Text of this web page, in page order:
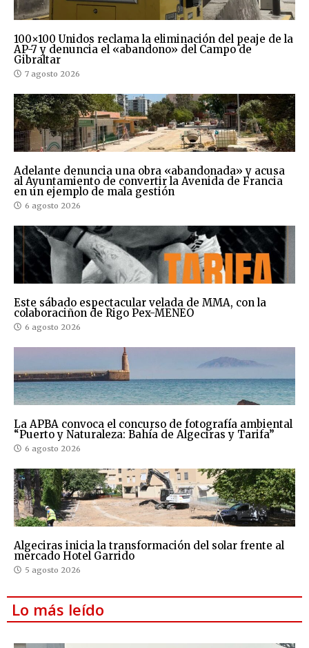
100×100 Unidos reclama la eliminación del peaje de la
AP-7 y denuncia el «abandono» del Campo de
Gibraltar
7 agosto 2026
Adelante denuncia una obra «abandonada» y acusa
al Ayuntamiento de convertir la Avenida de Francia
en un ejemplo de mala gestión
6 agosto 2026
Este sábado espectacular velada de MMA, con la
colaboraciñon de Rigo Pex-MENEO
6 agosto 2026
La APBA convoca el concurso de fotografía ambiental
“Puerto y Naturaleza: Bahía de Algeciras y Tarifa”
6 agosto 2026
Algeciras inicia la transformación del solar frente al
mercado Hotel Garrido
5 agosto 2026
Lo más leído